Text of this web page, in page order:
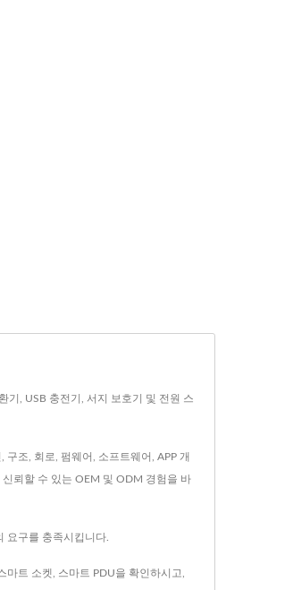
기, USB 충전기, 서지 보호기 및 전원 스
조, 회로, 펌웨어, 소프트웨어, APP 개
뢰할 수 있는 OEM 및 ODM 경험을 바
요구를 충족시킵니다.
마트 소켓 스마트 PDU을 확인하시고,